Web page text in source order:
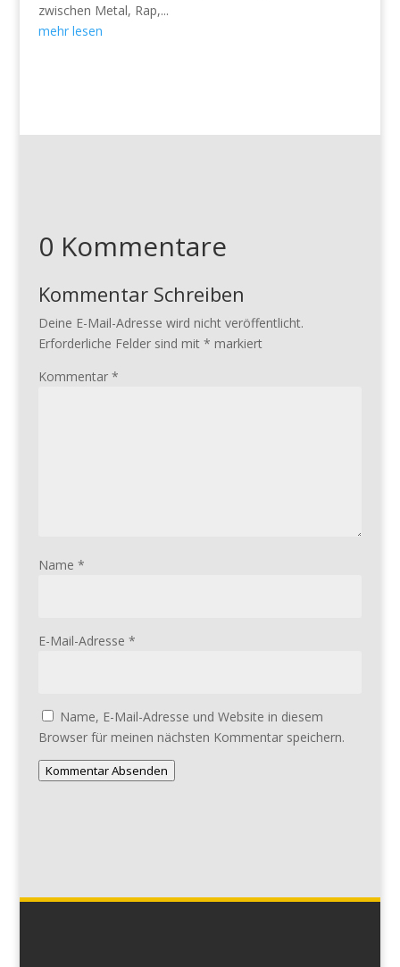
zwischen Metal, Rap,...
mehr lesen
0 Kommentare
Kommentar Schreiben
Deine E-Mail-Adresse wird nicht veröffentlicht.
Erforderliche Felder sind mit * markiert
Kommentar *
Name *
E-Mail-Adresse *
Name, E-Mail-Adresse und Website in diesem
Browser für meinen nächsten Kommentar speichern.
Kommentar Absenden